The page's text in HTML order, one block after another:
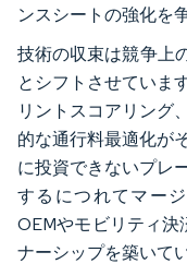
ンスシートの強化を
技術の収束は競争上
とシフトさせていま
リントスコアリング
的な通行料最適化が
に投資できないプレ
するにつれてマー
OEMやモビリティ決
ナーシップを築いて